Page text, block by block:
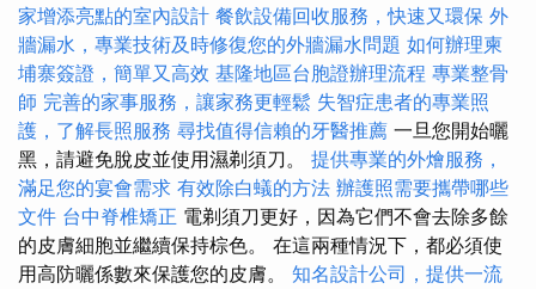
家增添亮點的室內設計 餐飲設備回收服務，快速又環保 外
牆漏水，專業技術及時修復您的外牆漏水問題 如何辦理柬
埔寨簽證，簡單又高效 基隆地區台胞證辦理流程 專業整骨
師 完善的家事服務，讓家務更輕鬆 失智症患者的專業照
護，了解長照服務 尋找值得信賴的牙醫推薦 一旦您開始曬
黑，請避免脫皮並使用濕剃須刀。 提供專業的外燴服務，
滿足您的宴會需求 有效除白蟻的方法 辦護照需要攜帶哪些
文件 台中脊椎矯正 電剃須刀更好，因為它們不會去除多餘
的皮膚細胞並繼續保持棕色。 在這兩種情況下，都必須使
用高防曬係數來保護您的皮膚。 知名設計公司，提供一流